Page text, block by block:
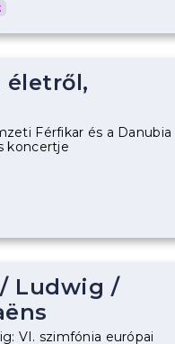
életről,
Férfikar és a Danubia
koncertje
/Ludwig /
VI. szimfónia európai